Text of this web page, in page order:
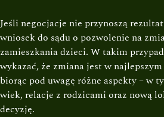
Jeśli negocjacje nie przynoszą
wniosek do sądu o pozwolenie na
zamieszkania dzieci. W takim
wykazać, że zmiana jest w
biorąc pod uwagę różne aspekty – w
wiek, relacje z rodzicami oraz nową
decyzję.